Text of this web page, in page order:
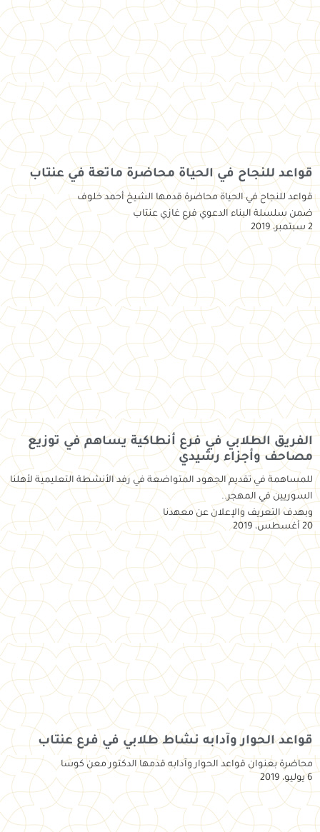
قواعد للنجاح في الحياة محاضرة ماتعة في عنتاب
قواعد للنجاح في الحياة محاضرة قدمها الشيخ أحمد خلوف
ضمن سلسلة البناء الدعوي فرع غازي عنتاب
2 سبتمبر، 2019
الفريق الطلابي في فرع أنطاكية يساهم في توزيع
مصاحف وأجزاء رشيدي
للمساهمة في تقديم الجهود المتواضعة في رفد الأنشطة التعليمية لأهلنا
السوريين في المهجر..
وبهدف التعريف والإعلان عن معهدنا
20 أغسطس، 2019
قواعد الحوار وآدابه نشاط طلابي في فرع عنتاب
محاضرة بعنوان قواعد الحوار وآدابه قدمها الدكتور معن كوسا
6 يوليو، 2019